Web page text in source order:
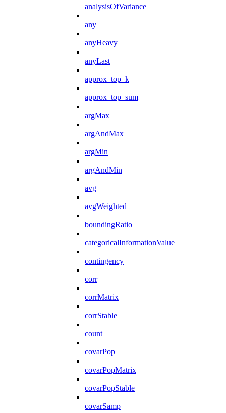
analysisOfVariance
any
anyHeavy
anyLast
approx_top_k
approx_top_sum
argMax
argAndMax
argMin
argAndMin
avg
avgWeighted
boundingRatio
categoricalInformationValue
contingency
corr
corrMatrix
corrStable
count
covarPop
covarPopMatrix
covarPopStable
covarSamp